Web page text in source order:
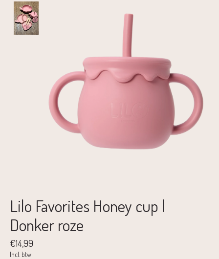
Lilo Favorites Honey cup |
Donker roze
€14,99
Incl. btw